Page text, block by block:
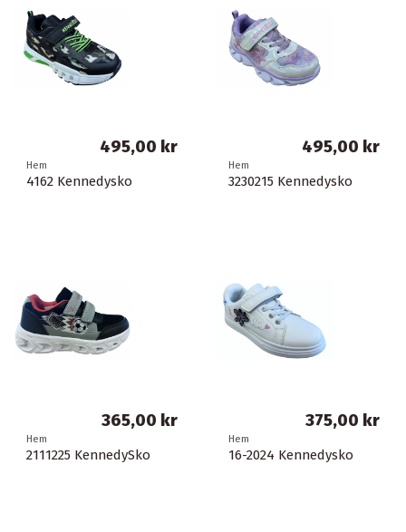
Hem
3230215 Kennedysko
495,00 kr
Hem
4162 Kennedysko
495,00 kr
Hem
16-2024 Kennedysko
375,00 kr
Hem
2111225 KennedySko
365,00 kr